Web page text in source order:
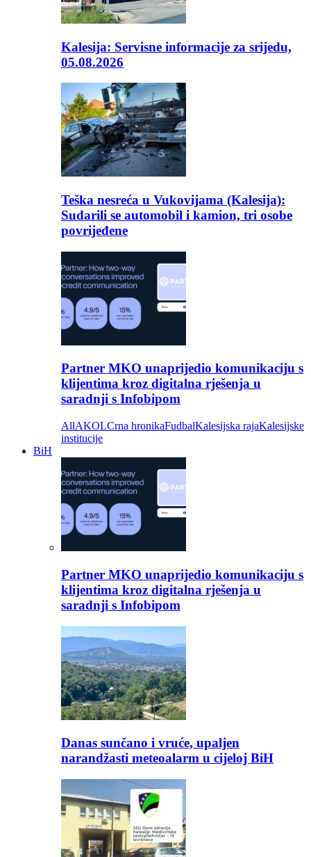
Kalesija: Servisne informacije za srijedu,
05.08.2026
Teška nesreća u Vukovijama (Kalesija):
Sudarili se automobil i kamion, tri osobe
povrijeđene
Partner MKO unaprijedio komunikaciju s
klijentima kroz digitalna rješenja u
saradnji s Infobipom
AllAKOLCrna hronikaFudbalKalesijska rajaKalesijske
institucije
BiH
Partner MKO unaprijedio komunikaciju s
klijentima kroz digitalna rješenja u
saradnji s Infobipom
Danas sunčano i vruće, upaljen
narandžasti meteoalarm u cijeloj BiH